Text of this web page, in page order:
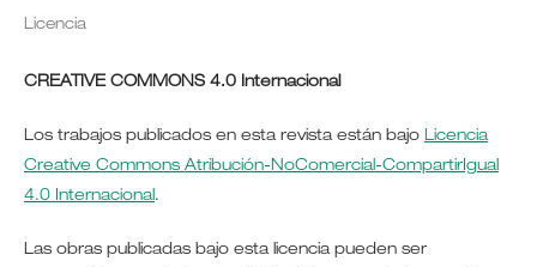
Licencia
CREATIVE COMMONS 4.0 Internacional
Los trabajos publicados en esta revista están bajo Licencia
Creative Commons Atribución-NoComercial-CompartirIgual
4.0 Internacional.
Las obras publicadas bajo esta licencia pueden ser